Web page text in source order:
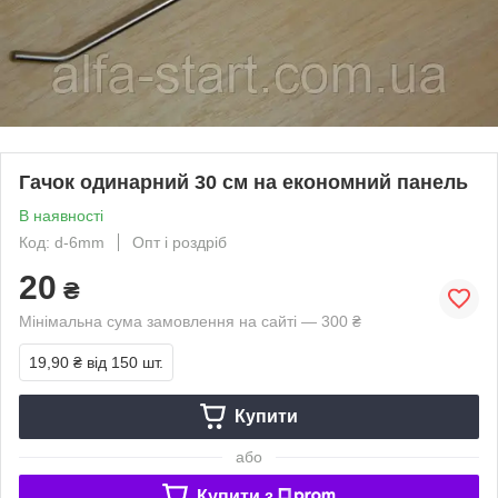
Гачок одинарний 30 см на економний панель
В наявності
Код: d-6mm
Опт і роздріб
20 ₴
Мінімальна сума замовлення на сайті — 300 ₴
19,90 ₴ від 150 шт.
Купити
або